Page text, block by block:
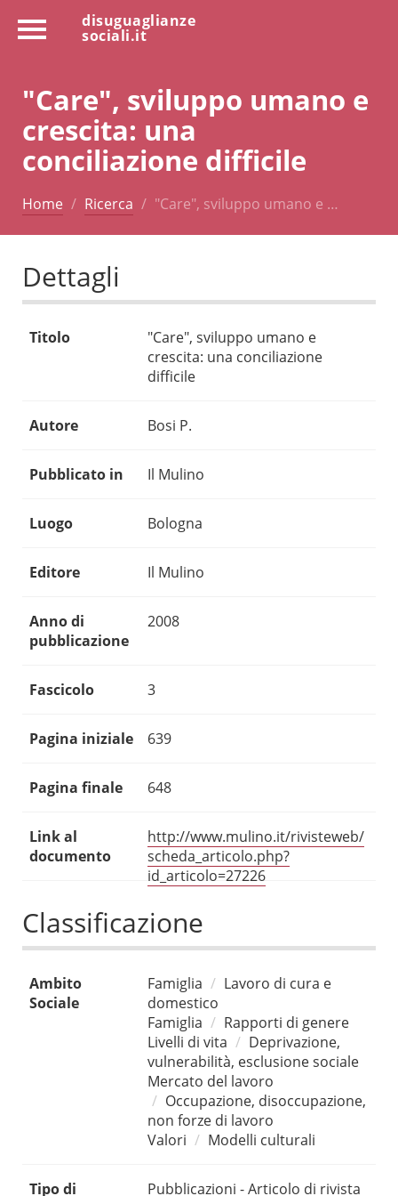
disuguaglianze
sociali.it
"Care", sviluppo umano e
crescita: una
conciliazione difficile
Home Ricerca "Care", sviluppo umano e …
Dettagli
Titolo
"Care", sviluppo umano e
crescita: una conciliazione
difficile
Autore Bosi P.
Pubblicato in Il Mulino
Luogo Bologna
Editore Il Mulino
Anno di
pubblicazione
2008
Fascicolo 3
Pagina iniziale 639
Pagina finale 648
Link al
documento
http://www.mulino.it/rivisteweb/
scheda_articolo.php?
id_articolo=27226
Classificazione
Ambito
Sociale
Famiglia
Lavoro di cura e
domestico
Famiglia
Rapporti di genere
Livelli di vita
Deprivazione,
vulnerabilità, esclusione sociale
Mercato del lavoro
Occupazione, disoccupazione,
non forze di lavoro
Valori
Modelli culturali
Tipo di Pubblicazioni - Articolo di rivista